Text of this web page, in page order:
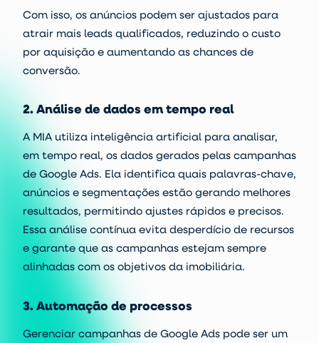
Com isso, os anúncios podem ser ajustados para
atrair mais leads qualificados, reduzindo o custo
por aquisição e aumentando as chances de
conversão.
2. Análise de dados em tempo real
A MIA utiliza inteligência artificial para analisar,
em tempo real, os dados gerados pelas campanhas
de Google Ads. Ela identifica quais palavras-chave,
anúncios e segmentações estão gerando melhores
resultados, permitindo ajustes rápidos e precisos.
Essa análise contínua evita desperdício de recursos
e garante que as campanhas estejam sempre
alinhadas com os objetivos da imobiliária.
3. Automação de processos
Gerenciar campanhas de Google Ads pode ser um